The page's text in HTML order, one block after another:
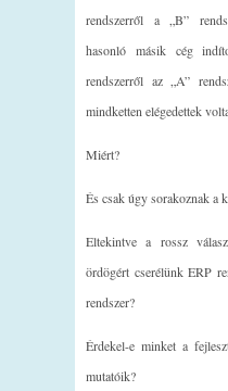
rendszerről a „B”
hasonló másik cég
rendszerről az „A”
mindketten elégedettek
Miért?
És csak úgy sorakoznak a
Eltekintve a rossz
ördögért cserélünk ERP
rendszer?
Érdekel-e minket a
mutatóik?